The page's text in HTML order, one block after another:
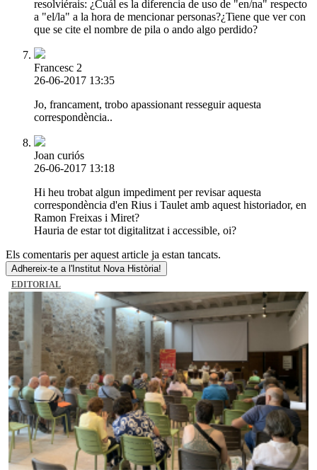
resolviérais: ¿Cuál es la diferencia de uso de "en/na" respecto
a "el/la" a la hora de mencionar personas?¿Tiene que ver con
que se cite el nombre de pila o ando algo perdido?
Francesc 2
26-06-2017 13:35
Jo, francament, trobo apassionant resseguir aquesta
correspondència..
Joan curiós
26-06-2017 13:18
Hi heu trobat algun impediment per revisar aquesta
correspondència d'en Rius i Taulet amb aquest historiador, en
Ramon Freixas i Miret?
Hauria de estar tot digitalitzat i accessible, oi?
Els comentaris per aquest article ja estan tancats.
Adhereix-te a l'Institut Nova Història!
EDITORIAL